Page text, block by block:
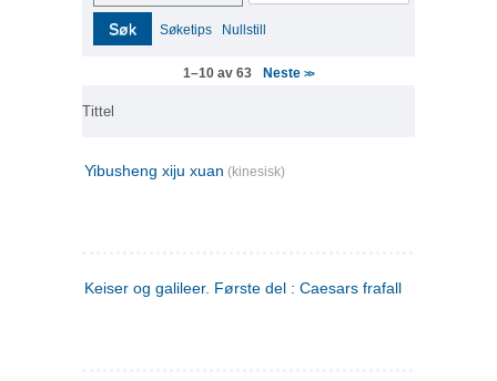
Søk Søketips Nullstill
1–10 av 63 Neste>>
Tittel
Yibusheng xiju xuan (kinesisk)
Keiser og galileer. Første del : Caesars frafall